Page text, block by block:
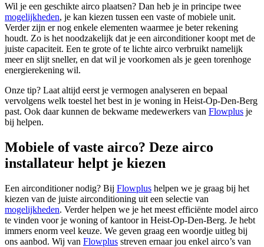
Wil je een geschikte airco plaatsen? Dan heb je in principe twee
mogelijkheden, je kan kiezen tussen een vaste of mobiele unit.
Verder zijn er nog enkele elementen waarmee je beter rekening
houdt. Zo is het noodzakelijk dat je een airconditioner koopt met de
juiste capaciteit. Een te grote of te lichte airco verbruikt namelijk
meer en slijt sneller, en dat wil je voorkomen als je geen torenhoge
energierekening wil.
Onze tip? Laat altijd eerst je vermogen analyseren en bepaal
vervolgens welk toestel het best in je woning in Heist-Op-Den-Berg
past. Ook daar kunnen de bekwame medewerkers van Flowplus je
bij helpen.
Mobiele of vaste airco? Deze airco
installateur helpt je kiezen
Een airconditioner nodig? Bij Flowplus helpen we je graag bij het
kiezen van de juiste airconditioning uit een selectie van
mogelijkheden. Verder helpen we je het meest efficiënte model airco
te vinden voor je woning of kantoor in Heist-Op-Den-Berg. Je hebt
immers enorm veel keuze. We geven graag een woordje uitleg bij
ons aanbod. Wij van Flowplus streven ernaar jou enkel airco’s van